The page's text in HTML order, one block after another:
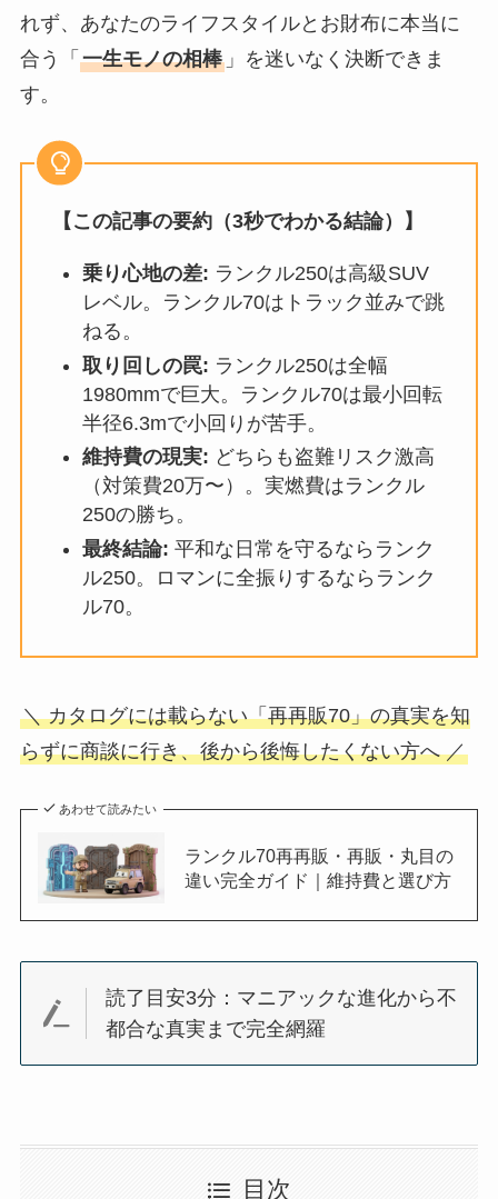
れず、あなたのライフスタイルとお財布に本当に
合う「 一生モノの相棒」を迷いなく決断できま
す。
【この記事の要約（3秒でわかる結論）】
乗り心地の差: ランクル250は高級SUV
レベル。ランクル70はトラック並みで跳
ねる。
取り回しの罠: ランクル250は全幅
1980mmで巨大。ランクル70は最小回転
半径6.3mで小回りが苦手。
維持費の現実: どちらも盗難リスク激高
（対策費20万〜）。実燃費はランクル
250の勝ち。
最終結論: 平和な日常を守るならランク
ル250。ロマンに全振りするならランク
ル70。
＼ カタログには載らない「再再販70」の真実を知
らずに商談に行き、後から後悔したくない方へ ／
あわせて読みたい
ランクル70再再販・再販・丸目の
違い完全ガイド｜維持費と選び方
読了目安3分：マニアックな進化から不
都合な真実まで完全網羅
目次